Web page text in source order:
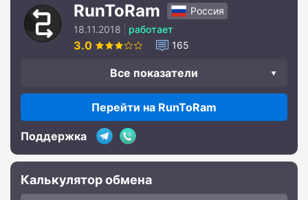
RunToRam
Россия
18.11.2018
работает
3.0 165
Все показатели
Перейти на RunToRam
Поддержка
Калькулятор обмена